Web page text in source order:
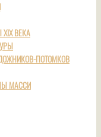
ВЕКА
ПОТОМКОВ
МАССИ